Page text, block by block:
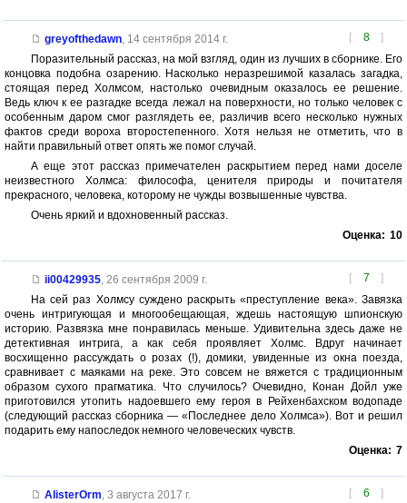
[ 8 ]
greyofthedawn, 14 сентября 2014 г.
Поразительный рассказ, на мой взгляд, один из лучших в сборнике. Его
концовка подобна озарению. Насколько неразрешимой казалась загадка,
стоящая перед Холмсом, настолько очевидным оказалось ее решение.
Ведь ключ к ее разгадке всегда лежал на поверхности, но только человек с
особенным даром смог разглядеть ее, различив всего несколько нужных
фактов среди вороха второстепенного. Хотя нельзя не отметить, что в
найти правильный ответ опять же помог случай.
А еще этот рассказ примечателен раскрытием перед нами доселе
неизвестного Холмса: философа, ценителя природы и почитателя
прекрасного, человека, которому не чужды возвышенные чувства.
Очень яркий и вдохновенный рассказ.
Оценка: 10
[ 7 ]
ii00429935, 26 сентября 2009 г.
На сей раз Холмсу суждено раскрыть «преступление века». Завязка
очень интригующая и многообещающая, ждешь настоящую шпионскую
историю. Развязка мне понравилась меньше. Удивительна здесь даже не
детективная интрига, а как себя проявляет Холмс. Вдруг начинает
восхищенно рассуждать о розах (!), домики, увиденные из окна поезда,
сравнивает с маяками на реке. Это совсем не вяжется с традиционным
образом сухого прагматика. Что случилось? Очевидно, Конан Дойл уже
приготовился утопить надоевшего ему героя в Рейхенбахском водопаде
(следующий рассказ сборника — «Последнее дело Холмса»). Вот и решил
подарить ему напоследок немного человеческих чувств.
Оценка: 7
[ 6 ]
AlisterOrm, 3 августа 2017 г.